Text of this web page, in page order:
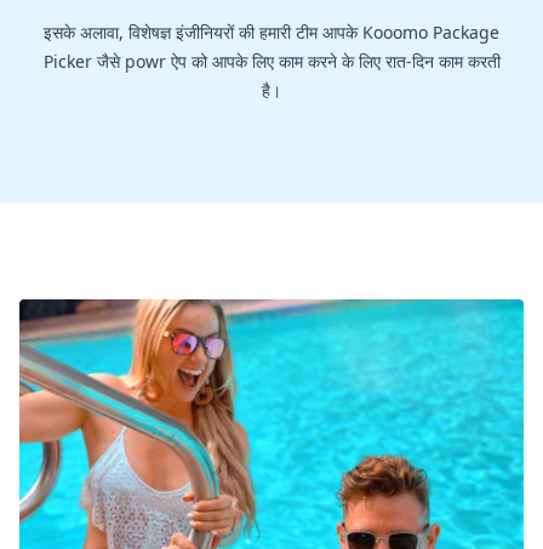
इसके अलावा, विशेषज्ञ इंजीनियरों की हमारी टीम आपके Kooomo Package
Picker जैसे powr ऐप को आपके लिए काम करने के लिए रात-दिन काम करती
है।